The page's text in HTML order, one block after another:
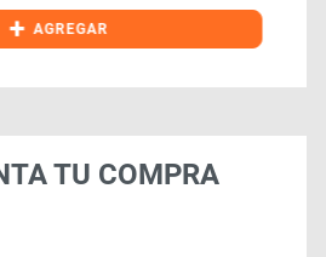
+ AGREGAR
TU COMPRA